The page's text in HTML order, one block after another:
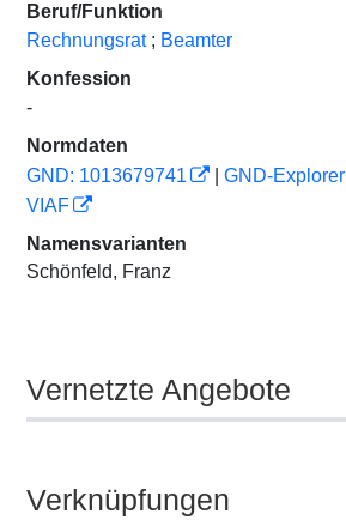
Beruf/Funktion
Rechnungsrat ; Beamter
Konfession
-
Normdaten
GND: 1013679741
GND-Explorer
VIAF
Namensvarianten
Schönfeld, Franz
Vernetzte Angebote
Verknüpfungen